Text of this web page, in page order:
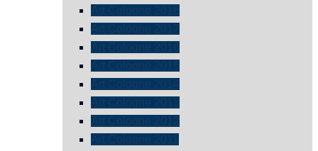
Art Cologne 2018
Art Cologne 2017
Art Cologne 2016
Art Cologne 2015
Art Cologne 2014
Art Cologne 2013
Art Cologne 2012
Art Cologne 2011